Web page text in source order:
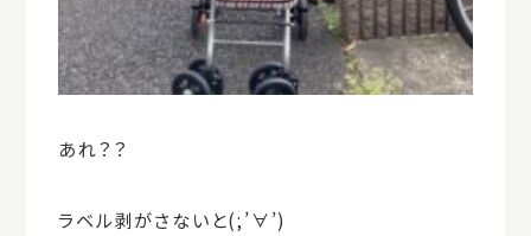
あれ？？
ラベル剥がさないと(;’∀’)